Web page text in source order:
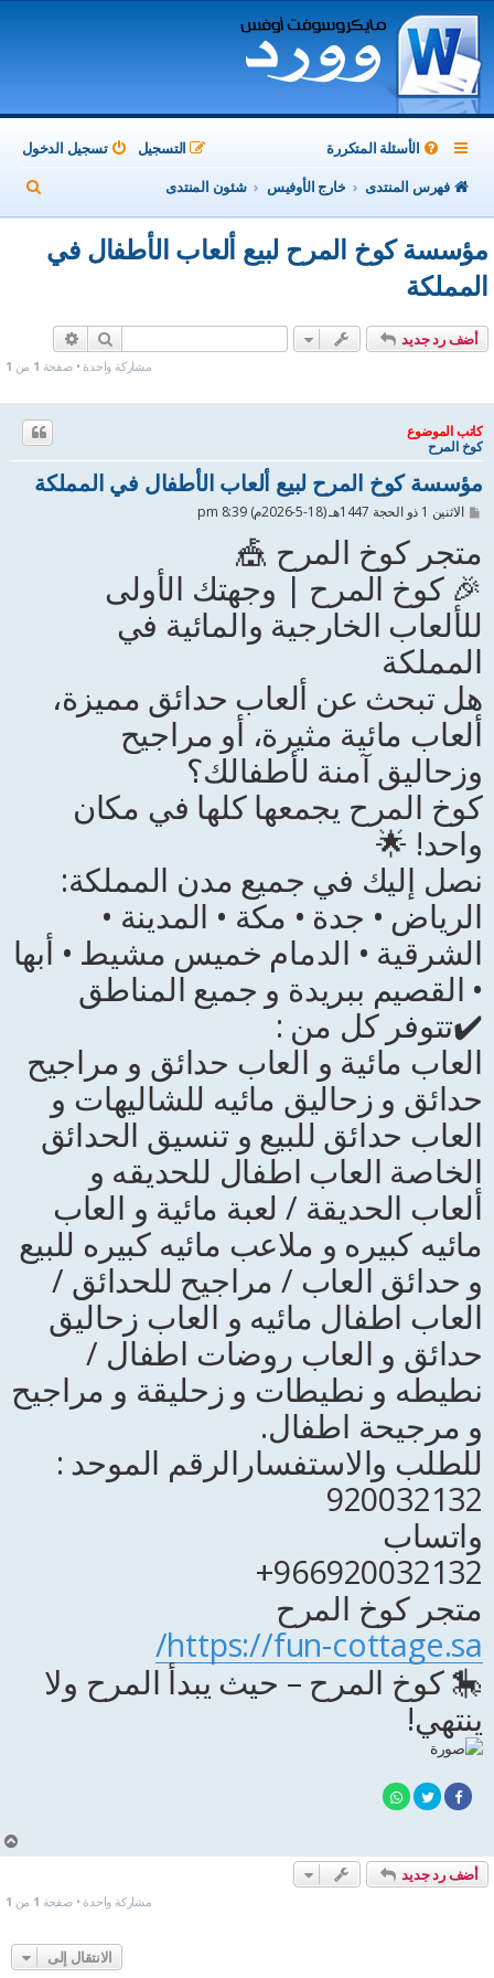
الأسئلة المتكررة تسجيل الدخول
التسجيل
فهرس المنتدى
خارج الأوفيس شئون المنتدى
ح
مؤسسة كوخ المرح لبيع ألعاب الأطفال في
المملكة
أضف رد جديد بحث
مشاركة واحدة • صفحة 1 من 1
كاتب الموضوع
كوخ المرح
مؤسسة كوخ المرح لبيع ألعاب الأطفال في المملكة
م
ر
ك
ة
الاثنين 1 ذو الحجة 1447هـ (18-5-2026م) 8:39 pm
متجر كوخ المرح 🎪
🎉 كوخ المرح | وجهتك الأولى
للألعاب الخارجية والمائية في
المملكة
هل تبحث عن ألعاب حدائق مميزة،
ألعاب مائية مثيرة، أو مراجيح
وزحاليق آمنة لأطفالك؟
كوخ المرح يجمعها كلها في مكان
واحد! 🌟
نصل إليك في جميع مدن المملكة:
الرياض • جدة • مكة • المدينة •
الشرقية • الدمام خميس مشيط • أبها
• القصيم ببريدة و جميع المناطق
✔️تتوفر كل من :
العاب مائية و العاب حدائق و مراجيح
حدائق و زحاليق مائيه للشاليهات و
العاب حدائق للبيع و تنسيق الحدائق
الخاصة العاب اطفال للحديقه و
ألعاب الحديقة / لعبة مائية و العاب
مائيه كبيره و ملاعب مائيه كبيره للبيع
و حدائق العاب / مراجيح للحدائق /
العاب اطفال مائيه و العاب زحاليق
حدائق و العاب روضات اطفال /
نطيطه و نطيطات و زحليقة و مراجيح
و مرجيحة اطفال.
للطلب والاستفسارالرقم الموحد :
920032132
واتساب
966920032132+
متجر كوخ المرح
https://fun-cottage.sa/
🎠 كوخ المرح – حيث يبدأ المرح ولا
ينتهي!
أضف رد جديد
مشاركة واحدة • صفحة 1 من 1
الانتقال إلى